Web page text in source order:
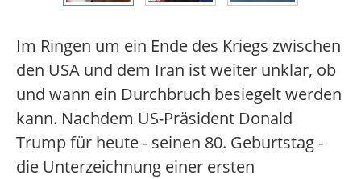
Im Ringen um ein Ende des Kriegs zwischen
den USA und dem Iran ist weiter unklar, ob
und wann ein Durchbruch besiegelt werden
kann. Nachdem US-Präsident Donald
Trump für heute - seinen 80. Geburtstag -
die Unterzeichnung einer ersten